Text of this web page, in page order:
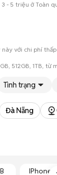
- 5 triệu ở Toàn
với chi phí
512GB, 1TB, từ
Tình trạng
Đà Nẵng
IPhone